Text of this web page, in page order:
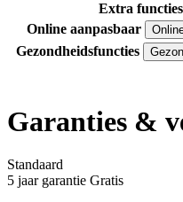
Extra functies
Online aanpasbaar
Gezondheidsfuncties
Garanties &
Standaard
5 jaar garantie Gratis